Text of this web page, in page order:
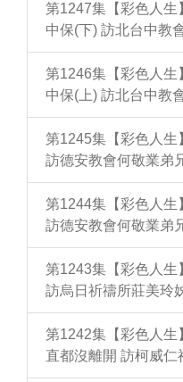
第1247集【彩色人生
中保(下) 訪北台中教
第1246集【彩色人生
中保(上) 訪北台中教
第1245集【彩色人生
訪德安教會何敬業弟
第1244集【彩色人生
訪德安教會何敬業弟
第1243集【彩色人生
訪烏日祈禱所莊美玲
第1242集【彩色人生
直都沒離開 訪柯威仁